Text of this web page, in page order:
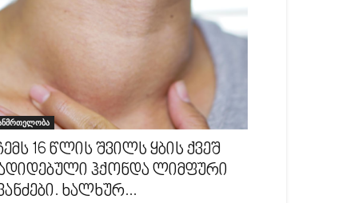
16 წლის შვილს ყბის ქვეშ
ჰქონდა ლიმფური
ხალხურ...